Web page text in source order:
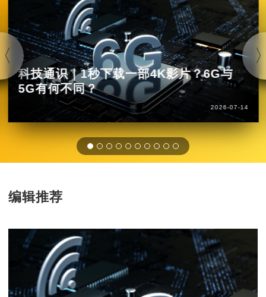
科技通识｜1秒下载一部4K影片？6G与
5G有何不同？
2026-07-14
编辑推荐